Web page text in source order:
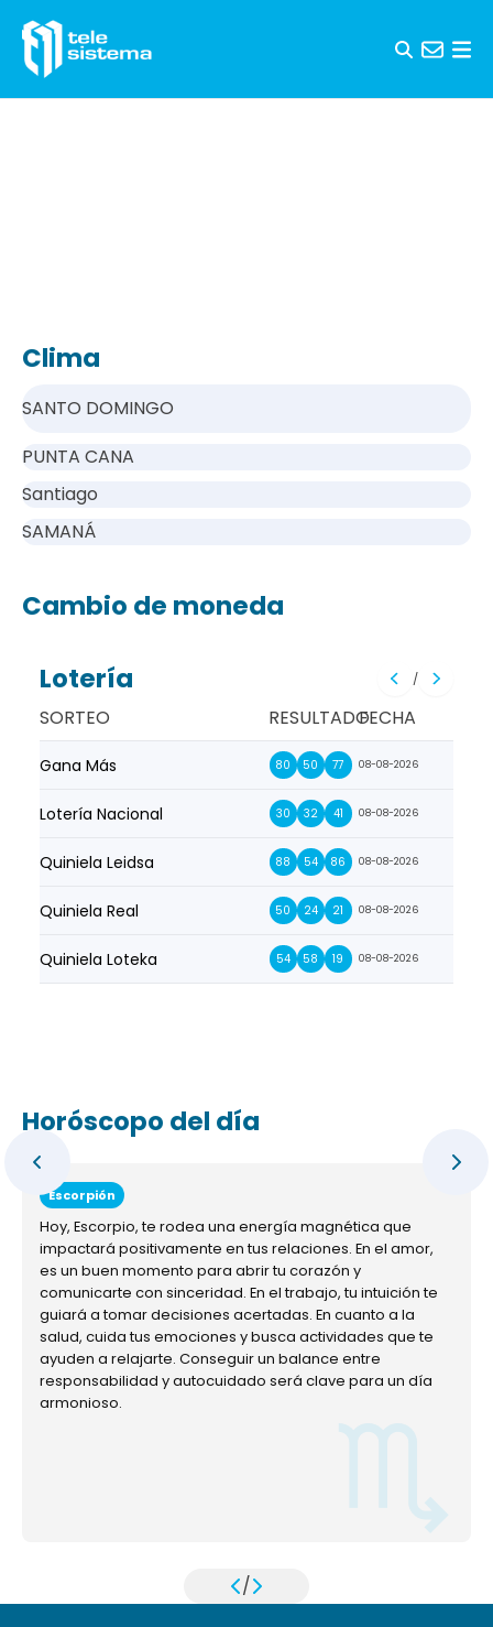
Clima
SANTO DOMINGO
PUNTA CANA
Santiago
SAMANÁ
Cambio de moneda
Lotería /
SORTEO RESULTADOFECHA
Gana Más 80 50 77 08-08-2026
Lotería Nacional 30 32 41 08-08-2026
Quiniela Leidsa 88 54 86 08-08-2026
Quiniela Real 50 24 21 08-08-2026
Quiniela Loteka 54 58 19 08-08-2026
Horóscopo del día
Escorpión
Hoy, Escorpio, te rodea una energía magnética que
impactará positivamente en tus relaciones. En el amor,
es un buen momento para abrir tu corazón y
comunicarte con sinceridad. En el trabajo, tu intuición te
guiará a tomar decisiones acertadas. En cuanto a la
salud, cuida tus emociones y busca actividades que te
ayuden a relajarte. Conseguir un balance entre
responsabilidad y autocuidado será clave para un día
armonioso.
/